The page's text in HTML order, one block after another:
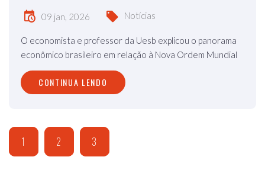
09 jan, 2026 Notícias
O economista e professor da Uesb explicou o panorama
econômico brasileiro em relação à Nova Ordem Mundial
CONTINUA LENDO
1 2 3